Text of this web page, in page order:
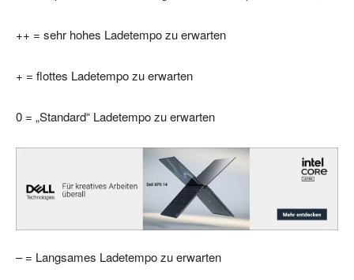
++ = sehr hohes Ladetempo zu erwarten
+ = flottes Ladetempo zu erwarten
0 = „Standard“ Ladetempo zu erwarten
– = Langsames Ladetempo zu erwarten